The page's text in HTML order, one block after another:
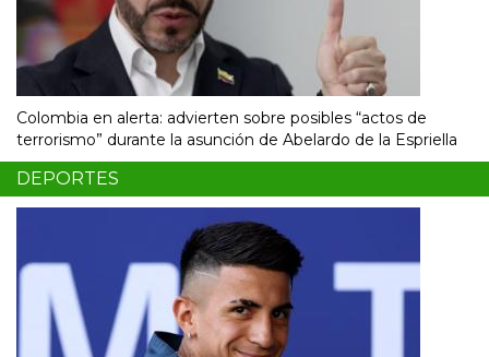
Colombia en alerta: advierten sobre posibles “actos de
terrorismo” durante la asunción de Abelardo de la Espriella
DEPORTES